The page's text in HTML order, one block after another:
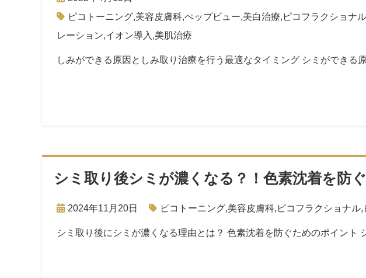
ピコトーニング,美容皮膚科,ぺップビュー,美白治療, ピコフラクショナル
レーション,イオン導入 ,美肌治療
しみができる原因としみ取り治療を行う最適なタイミング シミができる
シミ取り後シミが濃くなる？！色素沈着を防
2024年11月20日 ピコトーニング,美容皮膚科, ピコフラクショナル,
シミ取り後にシミが濃くなる理由とは？ 色素沈着を防ぐためのポイント